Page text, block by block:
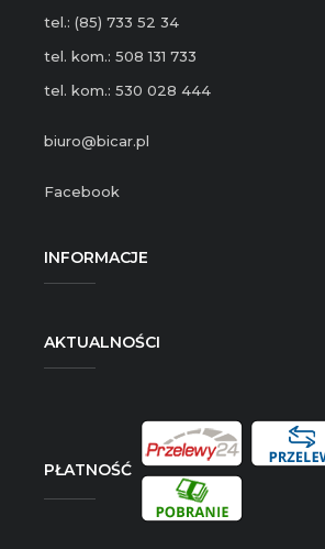
tel.: (85) 733 52 34
tel. kom.: 508 131 733
tel. kom.: 530 028 444
biuro@bicar.pl
Facebook
INFORMACJE
AKTUALNOŚCI
PŁATNOŚĆ